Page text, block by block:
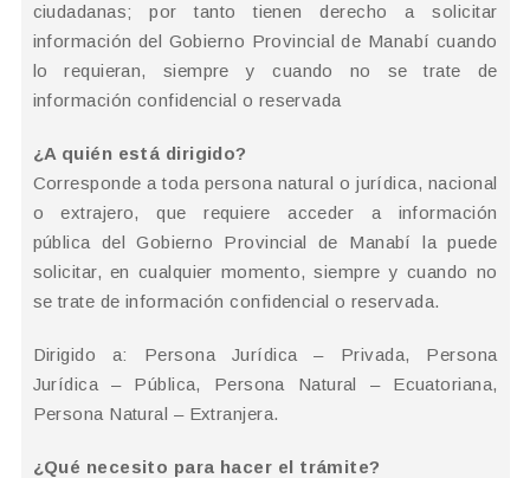
ciudadanas; por tanto tienen derecho a solicitar
información del Gobierno Provincial de Manabí cuando
lo requieran, siempre y cuando no se trate de
información confidencial o reservada
¿A quién está dirigido?
Corresponde a toda persona natural o jurídica, nacional
o extrajero, que requiere acceder a información
pública del Gobierno Provincial de Manabí la puede
solicitar, en cualquier momento, siempre y cuando no
se trate de información confidencial o reservada.
Dirigido a: Persona Jurídica – Privada, Persona
Jurídica – Pública, Persona Natural – Ecuatoriana,
Persona Natural – Extranjera.
¿Qué necesito para hacer el trámite?